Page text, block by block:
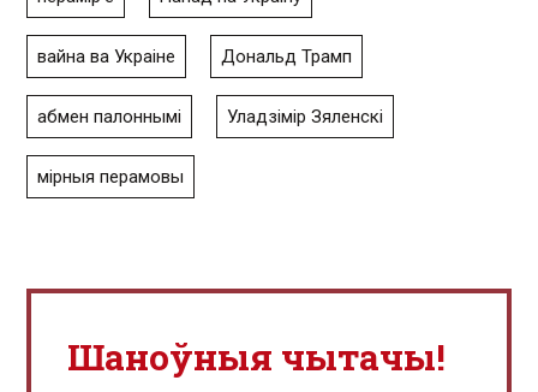
вайна ва Украіне Дональд Трамп
абмен палоннымі Уладзімір Зяленскі
мірныя перамовы
Шаноўныя чытачы!